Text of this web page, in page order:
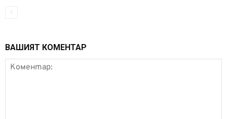
ВАШИЯТ КОМЕНТАР